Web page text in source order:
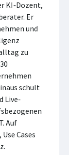
KI-Dozent,
Er
und
zu
schult
Live-
Auf
Cases